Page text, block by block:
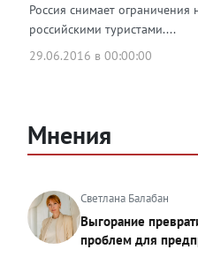
Россия снимает
российскими туристами....
29.06.2016 в 00:00:00
Мнения
Светлана Балабан
Выгорание
проблем для